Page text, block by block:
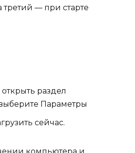
третий — при старте
раздел
Параметры
сейчас.